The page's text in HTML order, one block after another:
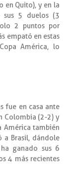
en Quito), y en la
sus 5 duelos (3
2 puntos por
empató en estas
América, lo
fue en casa ante
Colombia (2-2) y
América también
a Brasil, dándole
ganado sus 6
4 más recientes